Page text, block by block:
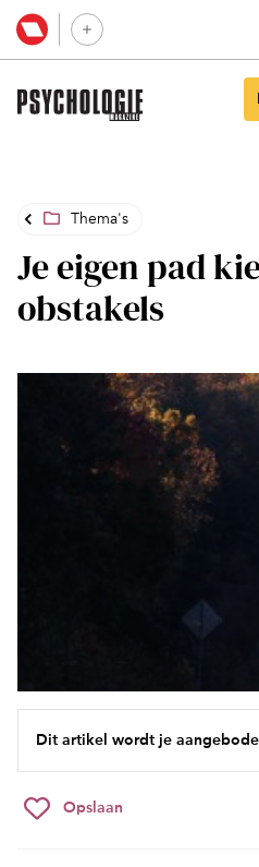
Thema's
Je eigen pad
obstakels
Dit artikel wordt je
Opslaan